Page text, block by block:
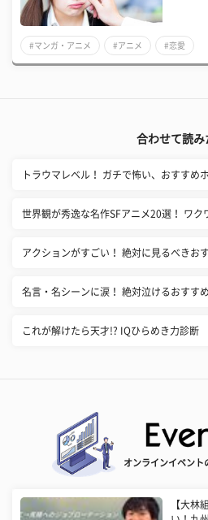
#マンガ・アニメ #アニメ #恋愛
合わせて読み
トラウマレベル！ ガチで怖い、おすすめ
世界観が秀逸な名作SFアニメ20選！ ワク
アクションがすごい！ 絶対に見るべきお
名言・名シーンに涙！ 絶対泣けるおすす
これが解けたら天才!? IQひらめき力診断
オンラインイベント
【大林